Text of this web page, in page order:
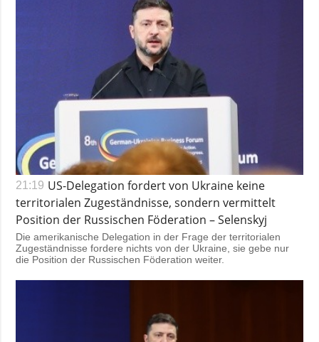
21:19 US-Delegation fordert von Ukraine keine
territorialen Zugeständnisse, sondern vermittelt
Position der Russischen Föderation – Selenskyj
Die amerikanische Delegation in der Frage der territorialen
Zugeständnisse fordere nichts von der Ukraine, sie gebe nur
die Position der Russischen Föderation weiter.